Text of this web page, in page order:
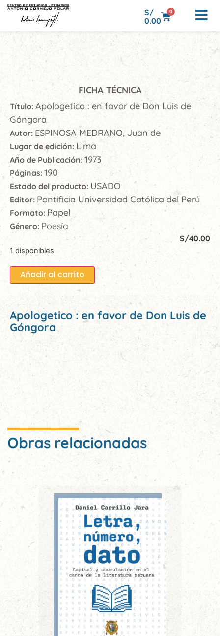
S/
0.00
0
FICHA TÉCNICA
Título: Apologetico : en favor de Don Luis de
Góngora
Autor: ESPINOSA MEDRANO, Juan de
Lugar de edición: Lima
Año de Publicación:1973
Páginas: 190
Estado del producto: USADO
Editor: Pontificia Universidad Católica del Perú
Formato: Papel
Género: Poesía
S/40.00
1 disponibles
Añadir al carrito
Apologetico : en favor de Don Luis de
Góngora
Obras relacionadas